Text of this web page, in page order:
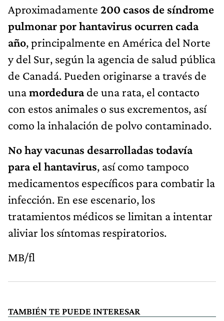
Aproximadamente 200 casos de síndrome
pulmonar por hantavirus ocurren cada
año, principalmente en América del Norte
y del Sur, según la agencia de salud pública
de Canadá. Pueden originarse a través de
unamordedurade una rata, el contacto
con estos animales o sus excrementos, así
como la inhalación de polvo contaminado.
No hay vacunas desarrolladas todavía
para el hantavirus, así como tampoco
medicamentos específicos para combatir la
infección. En ese escenario, los
tratamientos médicos se limitan a intentar
aliviar los síntomas respiratorios.
MB/fl
TAMBIÉN TE PUEDE INTERESAR